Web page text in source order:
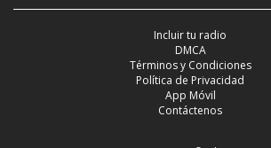
Incluir tu radio
DMCA
Términos y Condiciones
Política de Privacidad
App Móvil
Contáctenos